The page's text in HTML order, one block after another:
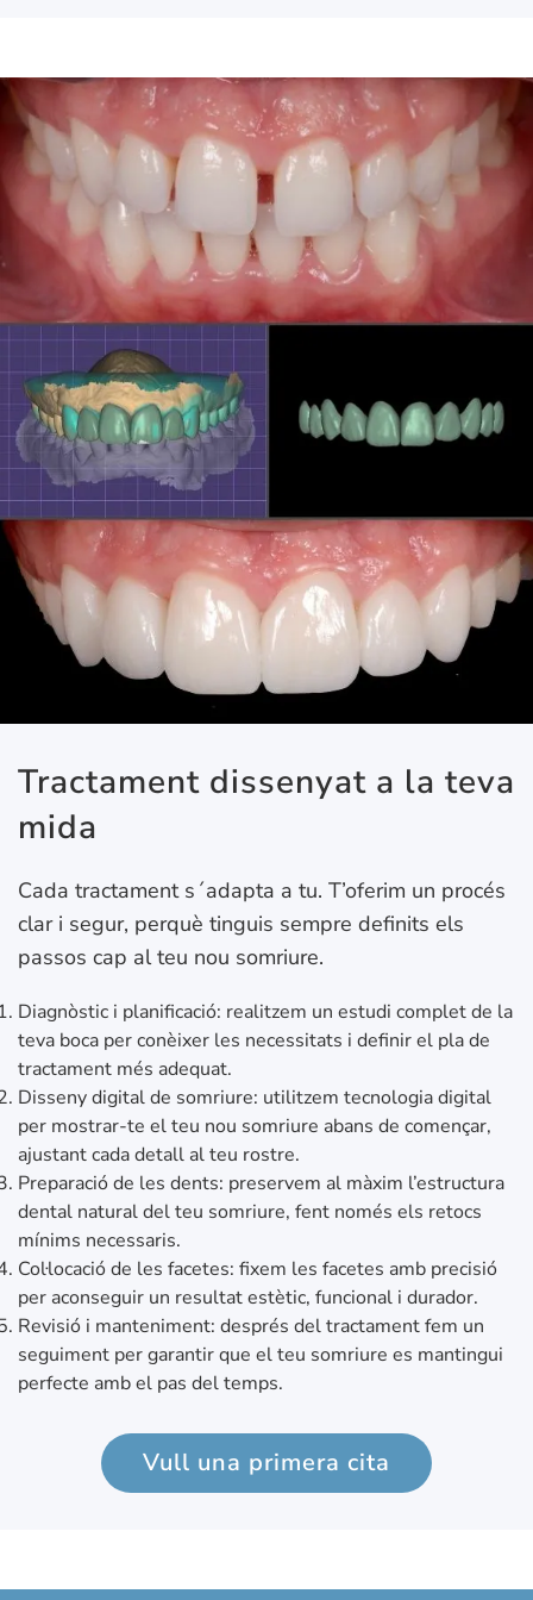
Tractament dissenyat a la teva
mida
Cada tractament s´adapta a tu. T’oferim un procés
clar i segur, perquè tinguis sempre definits els
passos cap al teu nou somriure.
Diagnòstic i planificació: realitzem un estudi complet de la
teva boca per conèixer les necessitats i definir el pla de
tractament més adequat.
Disseny digital de somriure: utilitzem tecnologia digital
per mostrar-te el teu nou somriure abans de començar,
ajustant cada detall al teu rostre.
Preparació de les dents: preservem al màxim l’estructura
dental natural del teu somriure, fent només els retocs
mínims necessaris.
Col·locació de les facetes: fixem les facetes amb precisió
per aconseguir un resultat estètic, funcional i durador.
Revisió i manteniment: després del tractament fem un
seguiment per garantir que el teu somriure es mantingui
perfecte amb el pas del temps.
Vull una primera cita